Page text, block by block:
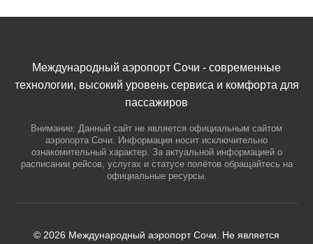
Международный аэропорт Сочи - современные
технологии, высокий уровень сервиса и комфорта для
пассажиров
Внимание: Данный сайт не является официальным сайтом
аэропорта Сочи. Информация носит исключительно
ознакомительный характер. За актуальной информацией о
расписании рейсов, услугах и статусе полётов обращайтесь на
официальные ресурсы.
© 2026 Международный аэропорт Сочи. Не является